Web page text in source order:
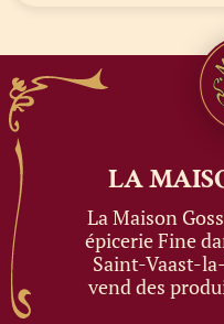
LA
La Maison
épicerie Fine
Saint-Vaast-
vend des